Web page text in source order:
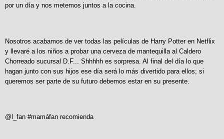
por un día y nos metemos juntos a la cocina.
Nosotros acabamos de ver todas las películas de Harry Potter en Netflix
y llevaré a los niños a probar una cerveza de mantequilla al Caldero
Chorreado sucursal D.F... Shhhhh es sorpresa. Al final del día lo que
hagan junto con sus hijos ese día será lo más divertido para ellos; si
queremos ser parte de su futuro debemos estar en su presente.
@l_fan #mamáfan recomienda